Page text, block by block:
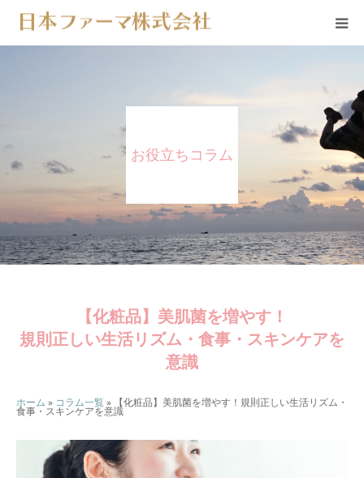
お役立ちコラム
【化粧品】美肌菌を増やす！
規則正しい生活リズム・食事・スキンケアを
意識
ホーム » コラム一覧» 【化粧品】美肌菌を増やす！規則正しい生活リズム・
食事・スキンケアを意識
商品一覧
オンラインショップ
コラム一覧